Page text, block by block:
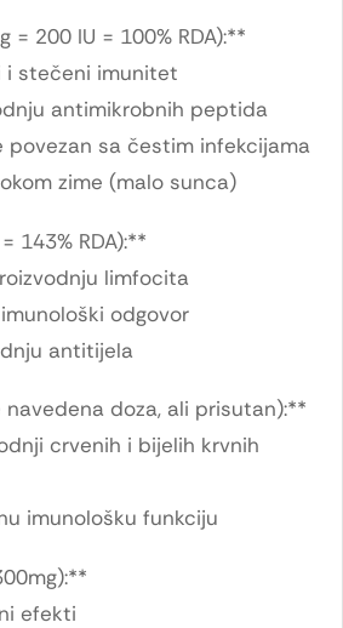
200 IU = 100% RDA):**
i stečeni imunitet
antimikrobnih peptida
sa čestim infekcijama
zime (malo sunca)
143% RDA):**
limfocita
odgovor
antitijela
doza, ali prisutan):**
crvenih i bijelih krvnih
imunološku funkciju
efekti